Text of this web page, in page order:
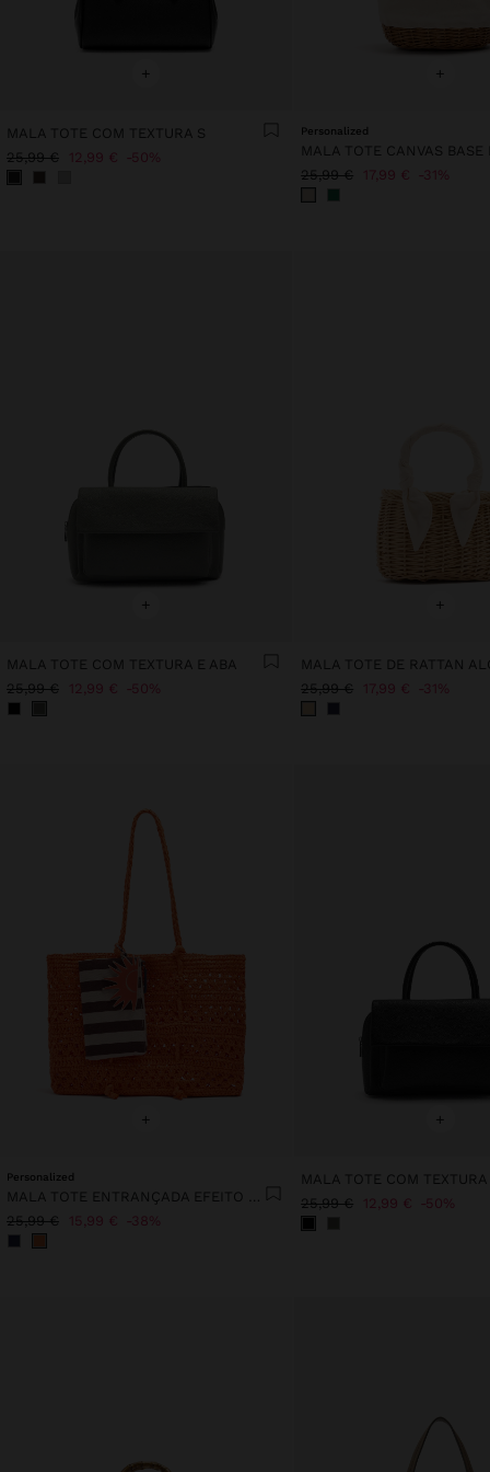
+
MALA TOTE COM TEXTURA S
25,99 € 12,99 € 50%
+
Personalized
25,99 € 17,99 € 31%
+
MALA TOTE COM TEXTURA E ABA
25,99 € 12,99 € 50%
+
25,99 € 17,99 € 31%
+
Personalized
25,99 € 15,99 € 38%
+
MALA TOTE COM TEXTURA
25,99 € 12,99 € 50%